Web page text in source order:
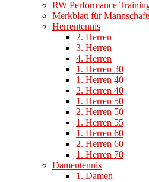
RW Performance
Merkblatt für
Herrentennis
2. Herren
3. Herren
4. Herren
1. Herren 30
1. Herren 40
2. Herren 40
1. Herren 50
2. Herren 50
1. Herren 55
1. Herren 60
2. Herren 60
1. Herren 70
Damentennis
1. Damen